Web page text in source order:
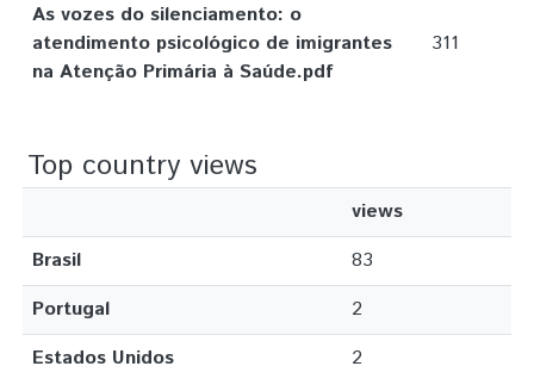
As vozes do silenciamento: o
atendimento psicológico de imigrantes
na Atenção Primária à Saúde.pdf
311
Top country views
views
Brasil
83
Portugal
2
Estados Unidos
2